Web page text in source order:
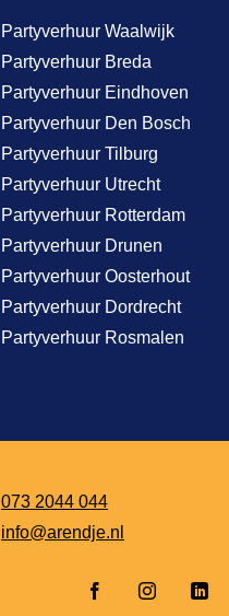
Partyverhuur Waalwijk
Partyverhuur Breda
Partyverhuur Eindhoven
Partyverhuur Den Bosch
Partyverhuur Tilburg
Partyverhuur Utrecht
Partyverhuur Rotterdam
Partyverhuur Drunen
Partyverhuur Oosterhout
Partyverhuur Dordrecht
Partyverhuur Rosmalen
073 2044 044
info@arendje.nl